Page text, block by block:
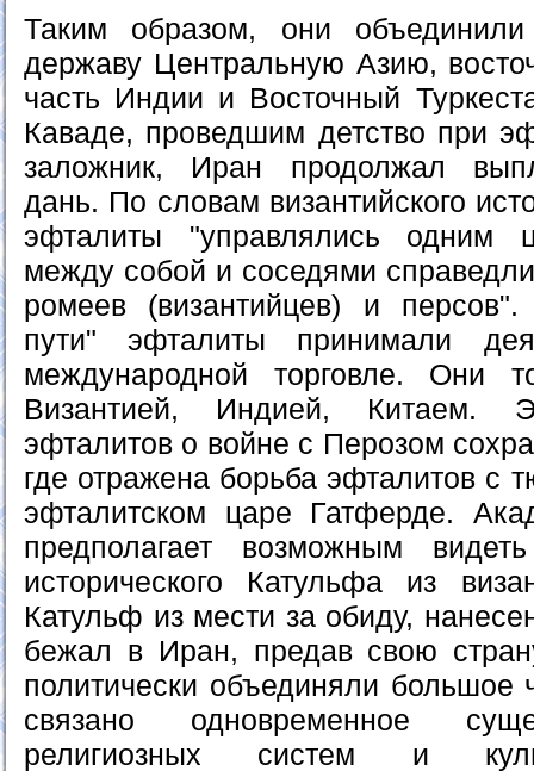
Таким образом, они
державу Центральную Азию,
часть Индии и Восточный
Каваде, проведшим детство при
заложник, Иран продолжал
дань. По словам византийского
эфталиты "управлялись одним
между собой и соседями
ромеев (византийцев) и персов".
пути" эфталиты принимали
международной торговле. Они
Византией, Индией, Китаем.
эфталитов о войне с Перозом
где отражена борьба эфталитов с
эфталитском царе Гатферде.
предполагает возможным
исторического Катульфа из
Катульф из мести за обиду,
бежал в Иран, предав свою
политически объединяли большое
связано одновременное
религиозных систем и